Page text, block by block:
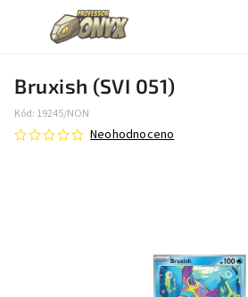
Bruxish (SVI 051)
Kód: 19245/NON
Neohodnoceno